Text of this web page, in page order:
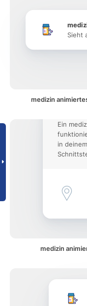
Sieht
medizin
Ein
in
medizin